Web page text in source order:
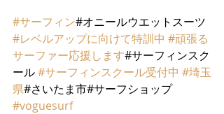
#サーフィン#オニールウエットスーツ
#レベルアップに向けて特訓中 #頑張る
サーファー応援します#サーフィンスク
ール #サーフィンスクール受付中 #埼玉
県#さいたま市#サーフショップ
#voguesurf